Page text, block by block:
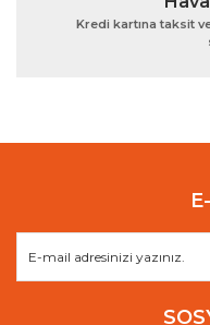
Kredi kartına taksit